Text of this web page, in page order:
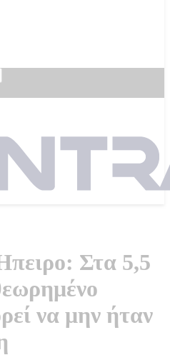
Στα 5,5
να μην ήταν